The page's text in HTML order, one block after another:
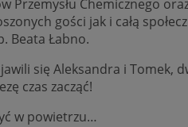
Przemysłu Chemicznego
gości jak i całą
Beata Łabno.
się Aleksandra i Tomek,
czas zacząć!
w powietrzu…